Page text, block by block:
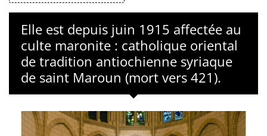
Elle est depuis juin 1915 affectée au
culte maronite : catholique oriental
de tradition antiochienne syriaque
de saint Maroun (mort vers 421).